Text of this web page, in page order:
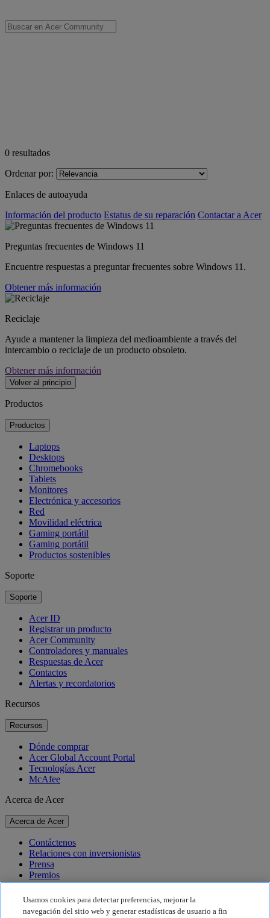
0 resultados
Ordenar por:
Enlaces de autoayuda
Información del producto Estatus de su reparación Contactar a Acer
Preguntas frecuentes de Windows 11
Encuentre respuestas a preguntar frecuentes sobre Windows 11.
Obtener más información
Reciclaje
Ayude a mantener la limpieza del medioambiente a través del
intercambio o reciclaje de un producto obsoleto.
Obtener más información
Volver al principio
Productos
Productos
Laptops
Desktops
Chromebooks
Tablets
Monitores
Electrónica y accesorios
Red
Movilidad eléctrica
Gaming portátil
Gaming portátil
Productos sostenibles
Soporte
Soporte
Acer ID
Registrar un producto
Acer Community
Controladores y manuales
Respuestas de Acer
Contactos
Alertas y recordatorios
Recursos
Recursos
Dónde comprar
Acer Global Account Portal
Tecnologías Acer
McAfee
Acerca de Acer
Acerca de Acer
Contáctenos
Relaciones con inversionistas
Prensa
Premios
Eventos
Sostenibilidad
Usamos cookies para detectar preferencias, mejorar la
navegación del sitio web y generar estadísticas de usuario a fin